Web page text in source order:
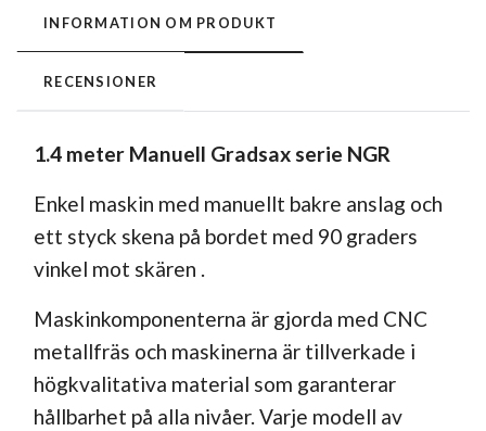
INFORMATION OM PRODUKT
RECENSIONER
1.4 meter Manuell Gradsax serie NGR
Enkel maskin med manuellt bakre anslag och
ett styck skena på bordet med 90 graders
vinkel mot skären .
Maskinkomponenterna är gjorda med CNC
metallfräs och maskinerna är tillverkade i
högkvalitativa material som garanterar
hållbarhet på alla nivåer. Varje modell av